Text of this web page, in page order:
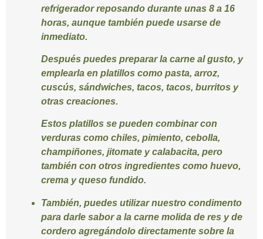
refrigerador reposando durante unas 8 a 16
horas, aunque también puede usarse de
inmediato.
Después puedes preparar la carne al gusto, y
emplearla en platillos como pasta, arroz,
cuscús, sándwiches, tacos, tacos, burritos y
otras creaciones.
Estos platillos se pueden combinar con
verduras como chiles, pimiento, cebolla,
champiñones, jitomate y calabacita, pero
también con otros ingredientes como huevo,
crema y queso fundido.
También, puedes utilizar nuestro condimento
para darle sabor a la carne molida de res y de
cordero agregándolo directamente sobre la